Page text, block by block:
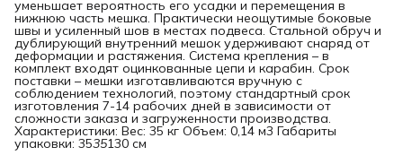
уменьшает вероятность его усадки и перемещения в
нижнюю часть мешка. Практически неощутимые боковые
швы и усиленный шов в местах подвеса. Стальной обруч и
дублирующий внутренний мешок удерживают снаряд от
деформации и растяжения. Система крепления – в
комплект входят оцинкованные цепи и карабин. Срок
поставки – мешки изготавливаются вручную с
соблюдением технологий, поэтому стандартный срок
изготовления 7-14 рабочих дней в зависимости от
сложности заказа и загруженности производства.
Характеристики: Вес: 35 кг Объем: 0,14 м3 Габариты
упаковки: 3535130 см